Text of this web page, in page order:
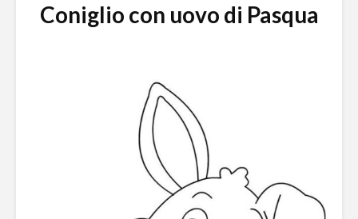
Coniglio con uovo di Pasqua